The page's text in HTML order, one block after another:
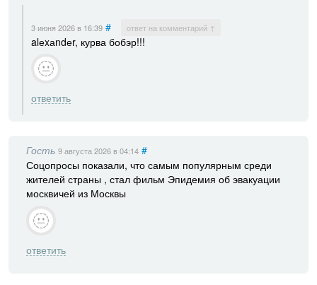
3 июня 2026 в 16:39 # ответ на комментарий ↑
alеxаndеr, курва бобэр!!!
ответить
Гость 9 августа 2026 в 04:14 #
Соцопросы показали, что самым популярным среди
жителей страны , стал фильм Эпидемия об эвакуации
москвичей из Москвы
ответить